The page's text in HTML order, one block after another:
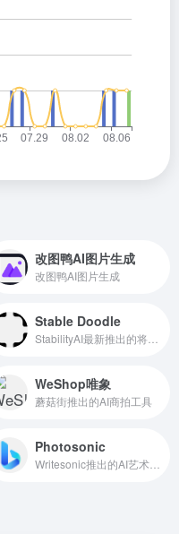
改图鸭AI图片生成
改图鸭AI图片生成
Stable Doodle
WeShop唯象
蘑菇街推出的AI商拍工具
Photosonic